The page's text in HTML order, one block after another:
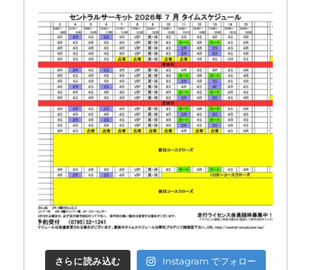
さらに読み込む Instagram でフォロー